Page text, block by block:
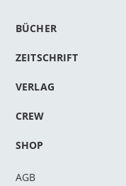
BÜCHER
ZEITSCHRIFT
VERLAG
CREW
SHOP
AGB